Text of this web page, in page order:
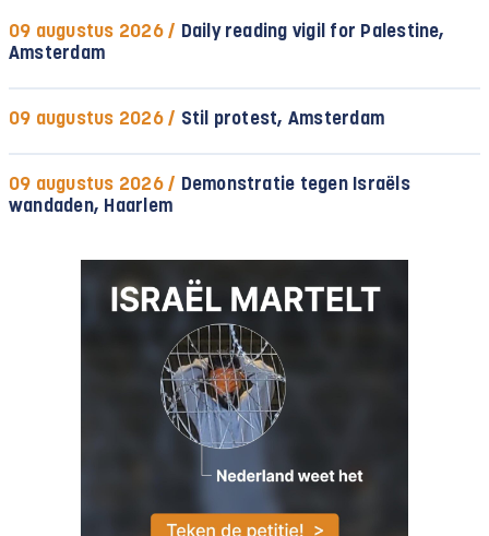
09 augustus 2026 / Daily reading vigil for Palestine,
Amsterdam
09 augustus 2026 / Stil protest, Amsterdam
09 augustus 2026 / Demonstratie tegen Israëls
wandaden, Haarlem